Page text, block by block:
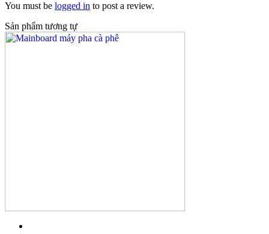
You must be logged in to post a review.
Sản phẩm tương tự